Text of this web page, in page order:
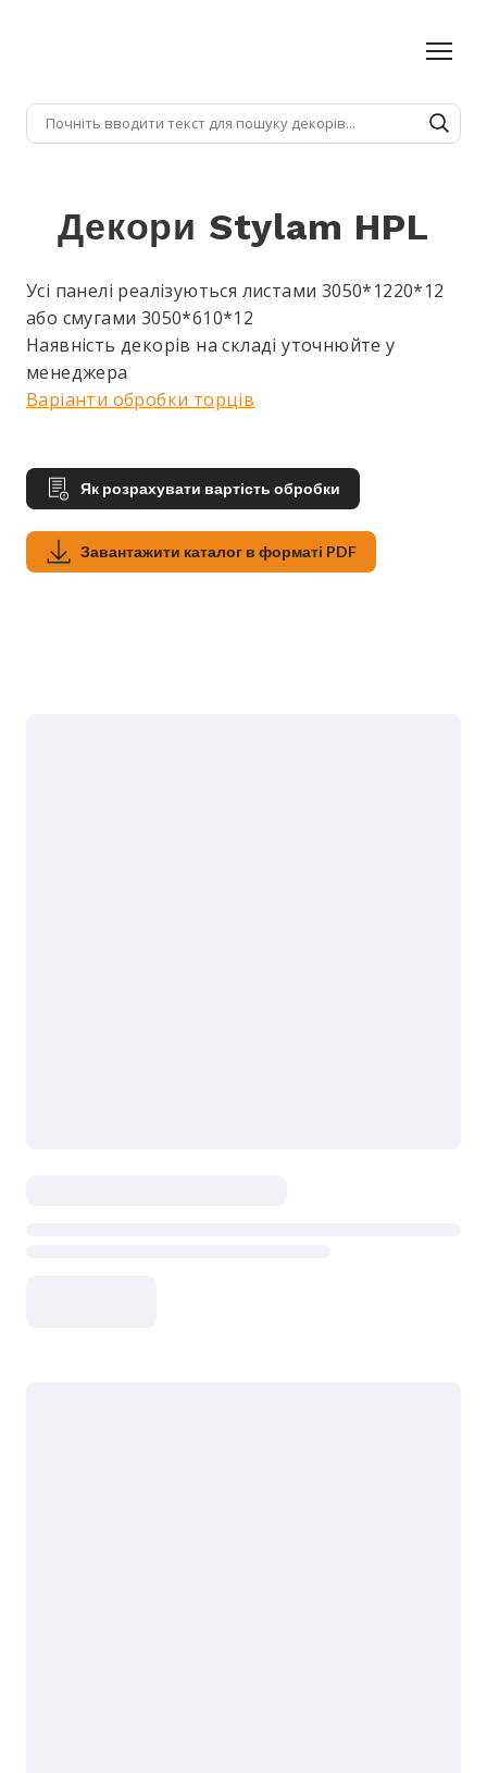
Декори Stylam HPL
Усі панелі реалізуються листами 3050*1220*12
або смугами 3050*610*12
Наявність декорів на складі уточнюйте у
менеджера
Варіанти обробки торців
Як розрахувати вартість обробки
Завантажити каталог в форматі PDF